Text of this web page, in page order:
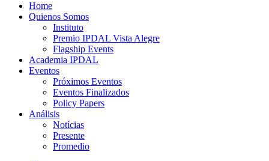
Home
Quienos Somos
Instituto
Premio IPDAL Vista Alegre
Flagship Events
Academia IPDAL
Eventos
Próximos Eventos
Eventos Finalizados
Policy Papers
Análisis
Notícias
Presente
Promedio